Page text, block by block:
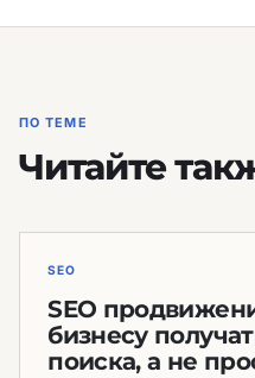
ПО ТЕМЕ
Читайте
SEO
SEO
бизнесу
поиска, а не